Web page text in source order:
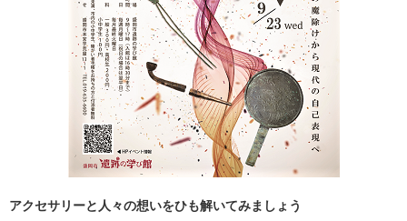
アクセサリーと人々の想いをひも解いてみましょう